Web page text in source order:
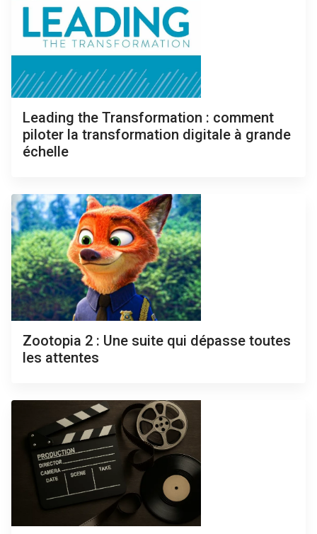
Leading the Transformation : comment
piloter la transformation digitale à grande
échelle
Zootopia 2 : Une suite qui dépasse toutes
les attentes